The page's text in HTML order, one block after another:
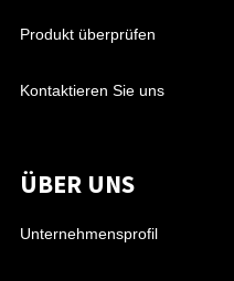
Produkt überprüfen
Kontaktieren Sie uns
ÜBER UNS
Unternehmensprofil